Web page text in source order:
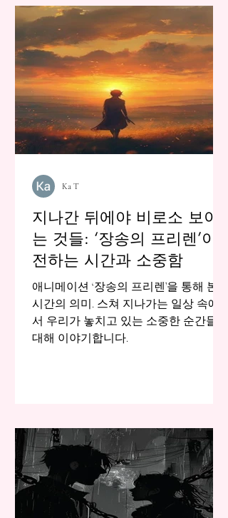
지나간 뒤에야 비로소 보이
는 것들: ‘장송의 프리렌’이
전하는 시간과 소중함
애니메이션 ‘장송의 프리렌’을 통해 본
시간의 의미. 스쳐 지나가는 일상 속에
서 우리가 놓치고 있는 소중한 순간들에
대해 이야기합니다.
Ka T